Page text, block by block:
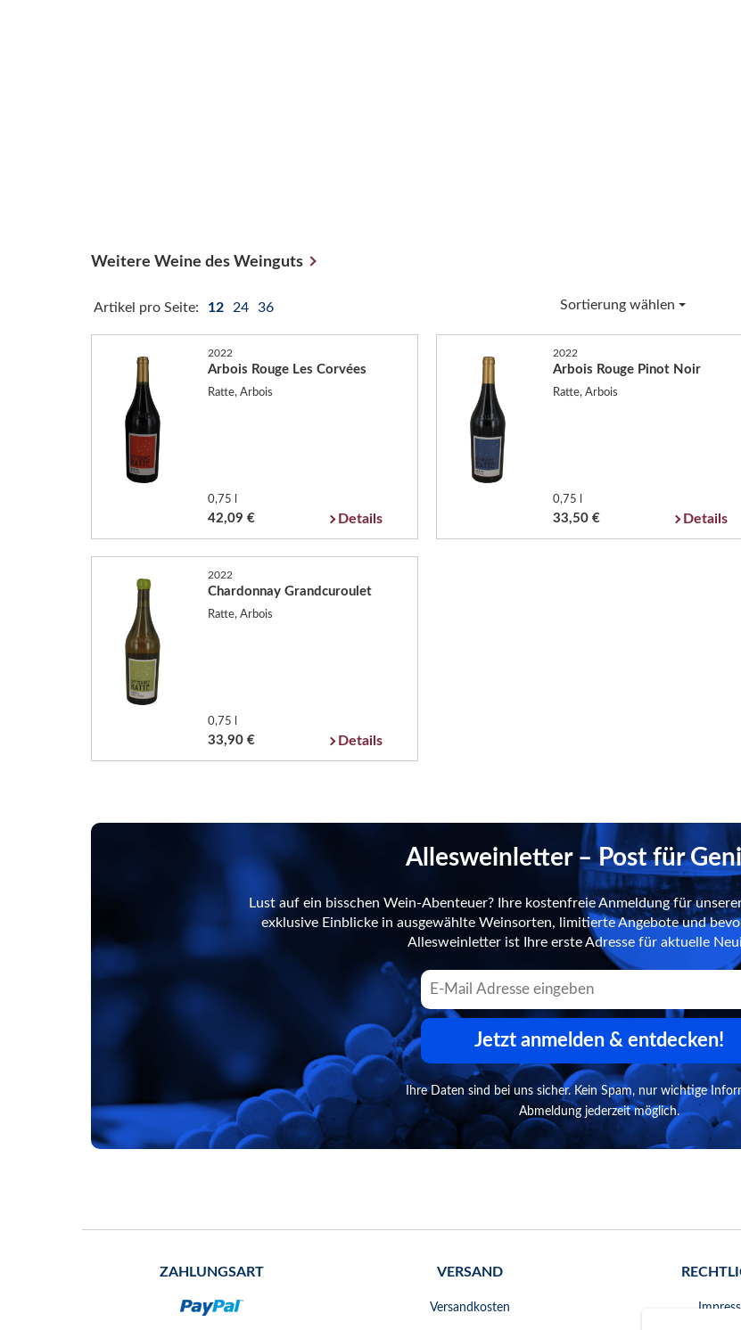
Weitere Weine des Weinguts
Artikel pro Seite: 12 24 36 Sortierung wählen
2022
Arbois Rouge Les Corvées
Ratte, Arbois
0,75 l
42,09 € Details
2022
Arbois Rouge Pinot Noir
Ratte, Arbois
0,75 l
33,50 € Details
2022
Chardonnay Grandcuroulet
Ratte, Arbois
0,75 l
33,90 € Details
Allesweinletter – Post für
Lust auf ein bisschen Wein-Abenteuer? Ihre kostenfreie Anmeldung für
exklusive Einblicke in ausgewählte Weinsorten, limitierte Angebote und
Allesweinletter ist Ihre erste Adresse für aktuelle
Jetzt anmelden & entdecken!
Ihre Daten sind bei uns sicher. Kein Spam, nur wichtige
Abmeldung jederzeit möglich.
ZAHLUNGSART VERSAND
Versandkosten